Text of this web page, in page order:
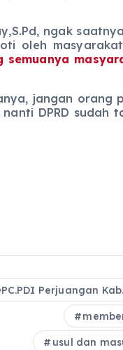
ngak
oleh
jangan orang
DPRD sudah
Perjuangan
usul dan